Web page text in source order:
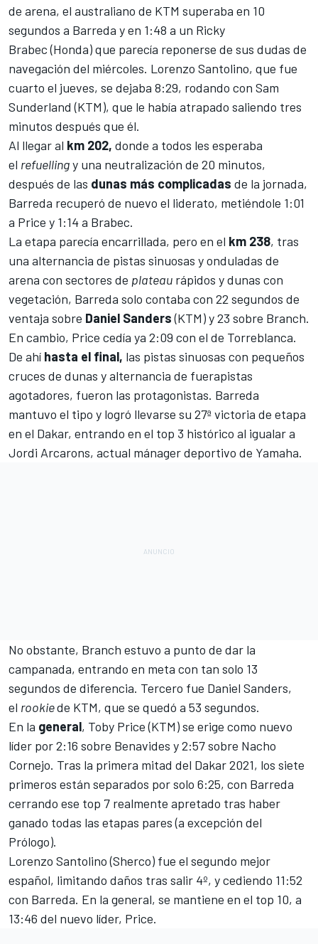
de arena, el australiano de KTM superaba en 10
segundos a Barreda y en 1:48 a un Ricky
Brabec(Honda) que parecía reponerse de sus dudas de
navegación del miércoles. Lorenzo Santolino, que fue
cuarto el jueves, se dejaba 8:29, rodando con Sam
Sunderland (KTM), que le había atrapado saliendo tres
minutos después que él.
Al llegar al km 202, donde a todos les esperaba
el refuellingy una neutralización de 20 minutos,
después de las dunas más complicadas de la jornada,
Barreda recuperó de nuevo el liderato, metiéndole 1:01
a Price y 1:14 a Brabec.
La etapa parecía encarrillada, pero en el km 238, tras
una alternancia de pistas sinuosas y onduladas de
arena con sectores de plateau rápidos y dunas con
vegetación, Barreda solo contaba con 22 segundos de
ventaja sobre Daniel Sanders(KTM) y 23 sobre Branch.
En cambio, Price cedía ya 2:09 con el de Torreblanca.
De ahí hasta el final, las pistas sinuosas con pequeños
cruces de dunas y alternancia de fuerapistas
agotadores, fueron las protagonistas. Barreda
mantuvo el tipo y logró llevarse su 27ª victoria de etapa
en el Dakar, entrando en el top 3 histórico al igualar a
Jordi Arcarons, actual mánager deportivo de Yamaha.
No obstante, Branch estuvo a punto de dar la
campanada, entrando en meta con tan solo 13
segundos de diferencia. Tercero fue Daniel Sanders,
el rookiede KTM, que se quedó a 53 segundos.
En la general, Toby Price(KTM) se erige como nuevo
líder por 2:16 sobre Benavides y 2:57 sobre Nacho
Cornejo. Tras la primera mitad del Dakar 2021, los siete
primeros están separados por solo 6:25, con Barreda
cerrando ese top 7 realmente apretado tras haber
ganado todas las etapas pares (a excepción del
Prólogo).
Lorenzo Santolino(Sherco) fue el segundo mejor
español, limitando daños tras salir 4º, y cediendo 11:52
con Barreda. En la general, se mantiene en el top 10, a
13:46 del nuevo líder, Price.